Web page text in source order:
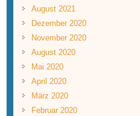
August 2021
Dezember 2020
November 2020
August 2020
Mai 2020
April 2020
März 2020
Februar 2020